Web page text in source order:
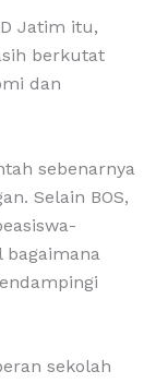
Jatim itu,
berkutat
dan
sebenarnya
Selain BOS,
bagaimana
sekolah